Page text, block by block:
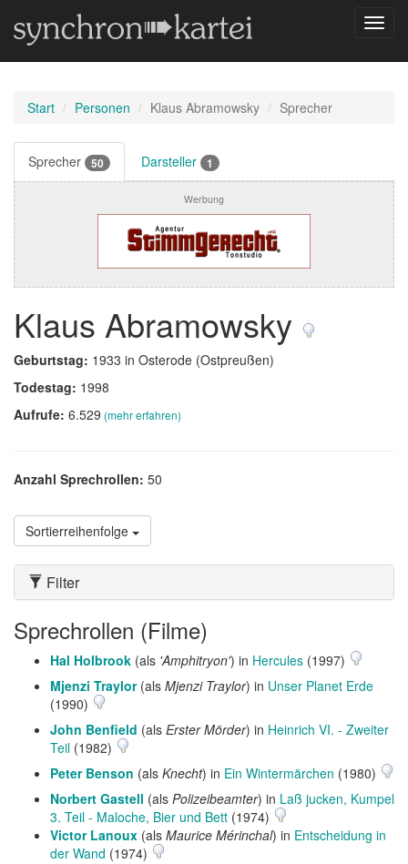
Start Personen Klaus Abramowsky Sprecher
Sprecher 50 Darsteller 1
Werbung
Klaus Abramowsky
Geburtstag: 1933 in Osterode (Ostpreußen)
Todestag: 1998
Aufrufe: 6.529 (mehr erfahren)
Anzahl Sprechrollen: 50
Sortierreihenfolge
Filter
Sprechrollen (Filme)
Hal Holbrook (als 'Amphitryon') in Hercules (1997)
Mjenzi Traylor(als Mjenzi Traylor) in Unser Planet Erde
(1990)
John Benfield (als Erster Mörder) in Heinrich VI. - Zweiter
Teil (1982)
Peter Benson (als Knecht) in Ein Wintermärchen (1980)
Norbert Gastell (als Polizeibeamter) in Laß jucken, Kumpel
3. Teil - Maloche, Bier und Bett (1974)
Victor Lanoux (als Maurice Mérinchal) in Entscheidung in
der Wand (1974)